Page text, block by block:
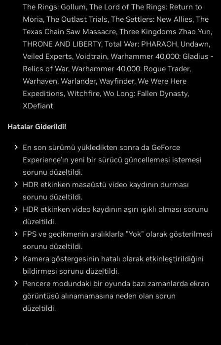
The Rings: Gollum, The Lord of The Rings: Return to
Moria, The Outlast Trials, The Settlers: New Allies, The
Texas Chain Saw Massacre, Three Kingdoms Zhao Yun,
THRONE AND LIBERTY, Total War: PHARAOH, Undawn,
Veiled Experts, Voidtrain, Warhammer 40,000: Gladius -
Relics of War, Warhammer 40,000: Rogue Trader,
Warhaven, Warlander, Wayfinder, We Were Here
Expeditions, Witchfire, Wo Long: Fallen Dynasty,
XDefiant
Hatalar Giderildi!
En son sürümü yükledikten sonra da GeForce
Experience'ın yeni bir sürücü güncellemesi istemesi
sorunu düzeltildi.
HDR etkinken masaüstü video kaydının durması
sorunu düzeltildi.
HDR etkinken video kaydının aşırı ışıklı olması sorunu
düzeltildi.
FPS ve gecikmenin aralıklarla "Yok" olarak gösterilmesi
sorunu düzeltildi.
Kamera göstergesinin hatalı olarak etkinleştirildiğini
bildirmesi sorunu düzeltildi.
Pencere modundaki bir oyunda bazı zamanlarda ekran
görüntüsü alınamamasına neden olan sorun
düzeltildi.